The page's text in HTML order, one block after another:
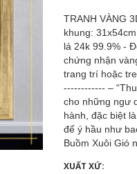
TRANH VÀNG
khung:
lá 24k 99.9% -
chứng nhận
trang trí hoặc
------------ –
cho những ngư
hành, đặc biệt
để ý hầu như
Buồm Xuôi Gió
XUẤT XỨ: